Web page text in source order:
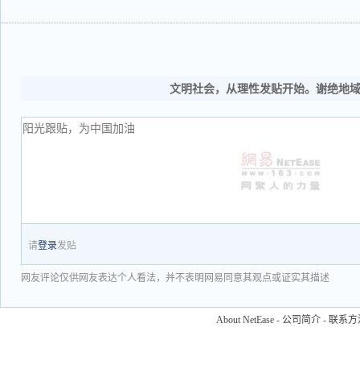
文明社会，从理性发贴开始。谢绝地
请登录发贴
网友评论仅供网友表达个人看法，并不表明网易同意其观点或证实其描述
About NetEase - 公司简介 - 联系方